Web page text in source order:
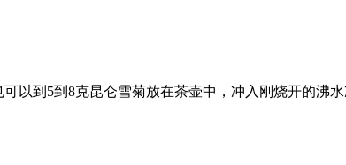
以到5到8克昆仑雪菊放在茶壶中，冲入刚烧开的沸